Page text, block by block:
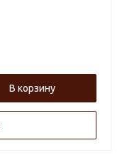
В корзину